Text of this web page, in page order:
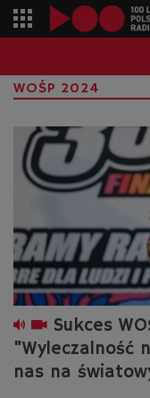
WOŚP 2024
Sukces
"Wyleczalność
nas na